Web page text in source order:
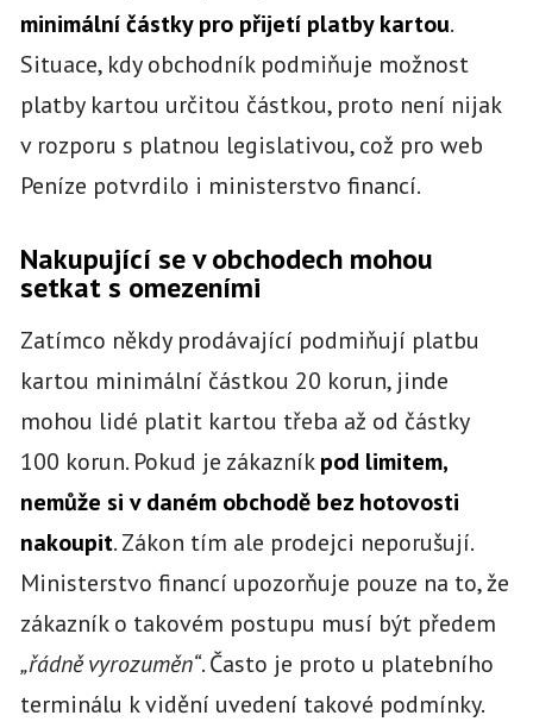
minimální částky pro přijetí platby kartou.
Situace, kdy obchodník podmiňuje možnost
platby kartou určitou částkou, proto není nijak
v rozporu s platnou legislativou, což pro web
Peníze potvrdilo i ministerstvo financí.
Nakupující se v obchodech mohou
setkat s omezeními
Zatímco někdy prodávající podmiňují platbu
kartou minimální částkou 20 korun, jinde
mohou lidé platit kartou třeba až od částky
100 korun. Pokud je zákazníkpod limitem,
nemůže si v daném obchodě bez hotovosti
nakoupit. Zákon tím ale prodejci neporušují.
Ministerstvo financí upozorňuje pouze na to, že
zákazník o takovém postupu musí být předem
„řádně vyrozuměn“. Často je proto u platebního
terminálu k vidění uvedení takové podmínky.